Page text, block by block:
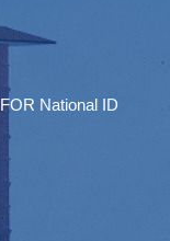
National ID